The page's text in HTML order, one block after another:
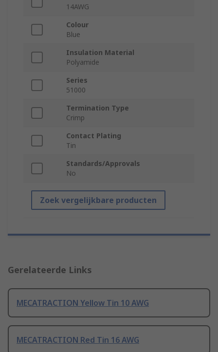
14AWG
Colour
Blue
Insulation Material
Polyamide
Series
51000
Termination Type
Crimp
Contact Plating
Tin
Standards/Approvals
No
Zoek vergelijkbare producten
Gerelateerde Links
MECATRACTION Yellow Tin 10 AWG
MECATRACTION Red Tin 16 AWG